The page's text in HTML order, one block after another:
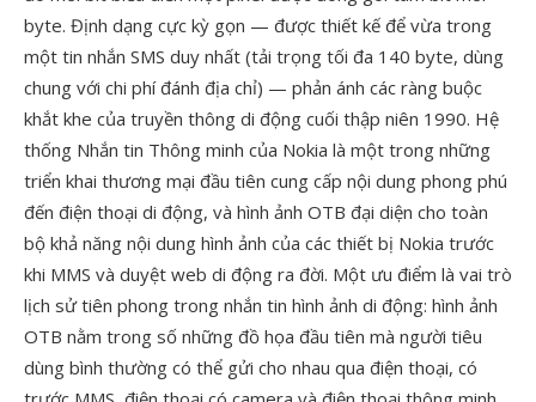
byte. Định dạng cực kỳ gọn — được thiết kế để vừa trong
một tin nhắn SMS duy nhất (tải trọng tối đa 140 byte, dùng
chung với chi phí đánh địa chỉ) — phản ánh các ràng buộc
khắt khe của truyền thông di động cuối thập niên 1990. Hệ
thống Nhắn tin Thông minh của Nokia là một trong những
triển khai thương mại đầu tiên cung cấp nội dung phong phú
đến điện thoại di động, và hình ảnh OTB đại diện cho toàn
bộ khả năng nội dung hình ảnh của các thiết bị Nokia trước
khi MMS và duyệt web di động ra đời. Một ưu điểm là vai trò
lịch sử tiên phong trong nhắn tin hình ảnh di động: hình ảnh
OTB nằm trong số những đồ họa đầu tiên mà người tiêu
dùng bình thường có thể gửi cho nhau qua điện thoại, có